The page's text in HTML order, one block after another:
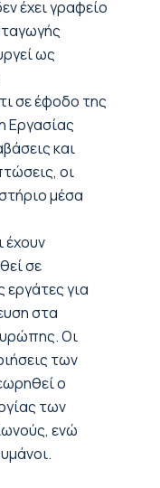
έχει γραφείο
ως
σε έφοδο της
Εργασίας
και
οι
μέσα
έχουν
σε
για
στα
Οι
των
ο
των
ενώ